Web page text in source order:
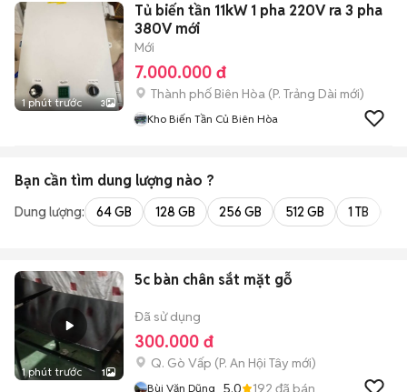
1 phút trước 3
Tủ biến tần 11kW 1 pha 220V ra 3 pha
380V mới
Mới
7.000.000 đ
Thành phố Biên Hòa (P. Trảng Dài mới)
Kho Biến Tần Củ Biên Hòa
Bạn cần tìm dung lượng nào ?
Dung lượng: 64 GB 128 GB 256 GB 512 GB 1 TB
1 phút trước 1
5c bàn chân sắt mặt gỗ
Đã sử dụng
300.000 đ
Q. Gò Vấp (P. An Hội Tây mới)
Bùi Văn Dũng 5.0 192 đã bán